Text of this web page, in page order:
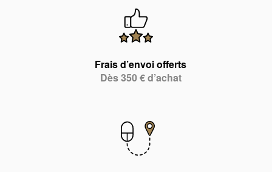
Frais d’envoi offerts
Dès 350 € d’achat